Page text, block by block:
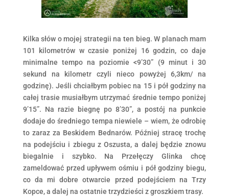
Kilka słów o mojej strategii na ten bieg. W planach mam
101 kilometrów w czasie poniżej 16 godzin, co daje
minimalne tempo na poziomie <9’30” (9 minut i 30
sekund na kilometr czyli nieco powyżej 6,3km/ na
godzinę). Jeśli chciałbym pobiec na 15 i pół godziny na
całej trasie musiałbym utrzymać średnie tempo poniżej
9’15”. Na razie biegnę po 8’30”, a postój na punkcie
dodaje do średniego tempa niewiele – wiem, że odrobię
to zaraz za Beskidem Bednarów. Później stracę trochę
na podejściu i zbiegu z Oszusta, a dalej będzie znowu
biegalnie i szybko. Na Przełęczy Glinka chcę
zameldować przed upływem ośmiu i pół godziny biegu,
co da mi dobre otwarcie przed podejściem na Trzy
Kopce, a dalej na ostatnie trzydzieści z groszkiem trasy.